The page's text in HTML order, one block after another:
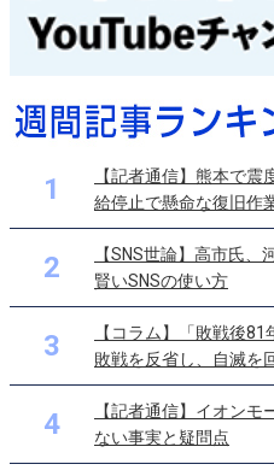
1
【記者通信】熊本で
給停止で懸命な復旧作
2
【SNS世論】高市氏
賢いSNSの使い方
3
【コラム】「敗戦後
敗戦を反省し、自滅を
4
【記者通信】イオン
ない事実と疑問点